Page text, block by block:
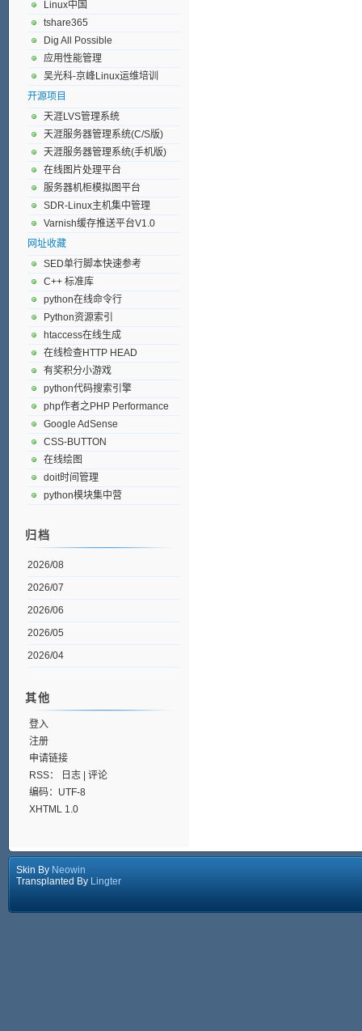
Linux中国
tshare365
Dig All Possible
应用性能管理
吴光科-京峰Linux运维培训
开源项目
天涯LVS管理系统
天涯服务器管理系统(C/S版)
天涯服务器管理系统(手机版)
在线图片处理平台
服务器机柜模拟图平台
SDR-Linux主机集中管理
Varnish缓存推送平台V1.0
网址收藏
SED单行脚本快速参考
C++ 标准库
python在线命令行
Python资源索引
htaccess在线生成
在线检查HTTP HEAD
有奖积分小游戏
python代码搜索引擎
php作者之PHP Performance
Google AdSense
CSS-BUTTON
在线绘图
doit时间管理
python模块集中营
归档
2026/08
2026/07
2026/06
2026/05
2026/04
其他
登入
注册
申请链接
RSS：
日志| 评论
编码：UTF-8
XHTML 1.0
Skin By Neowin
Transplanted By Lingter